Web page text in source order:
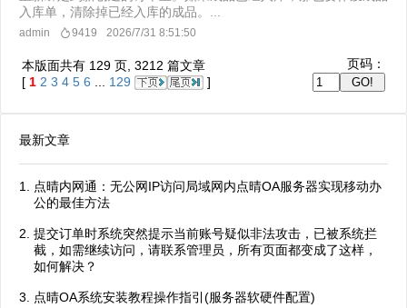
入库单，清除掉已经入库的成品。...
admin 9419 2026/7/31 8:51:50
本版面共有 129 页, 3212 篇文章
[ 1 2 3 4 5 6 129 ]
页码：
最新文章
点晴内网通：无公网IP访问局域网内点晴OA服务器实现移动办
公的最佳方法
提交订单时系统突然提示当前账号疑似非法攻击，已被系统拦
截，如需继续访问，请联系管理员，所有页面都变成了这样，
如何解决？
点晴OA系统安装教程操作指引(服务器软硬件配置)